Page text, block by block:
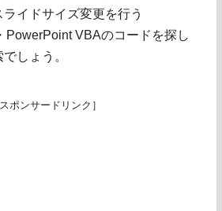
イドサイズ変更を行う
PowerPoint VBAのコードを探し
しょう。
スポンサードリンク］